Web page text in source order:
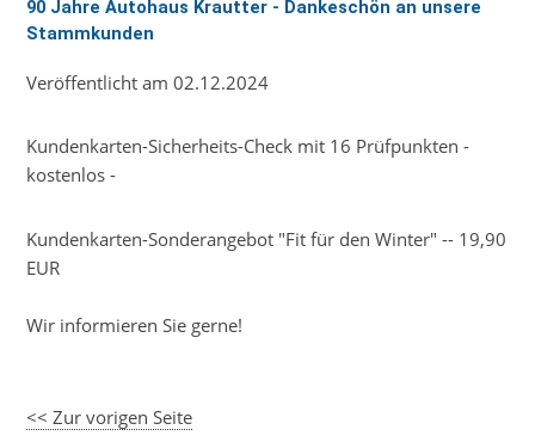
90 Jahre Autohaus Krautter - Dankeschön an unsere
Stammkunden
Veröffentlicht am 02.12.2024
Kundenkarten-Sicherheits-Check mit 16 Prüfpunkten -
kostenlos -
Kundenkarten-Sonderangebot "Fit für den Winter" -- 19,90
EUR
Wir informieren Sie gerne!
<< Zur vorigen Seite